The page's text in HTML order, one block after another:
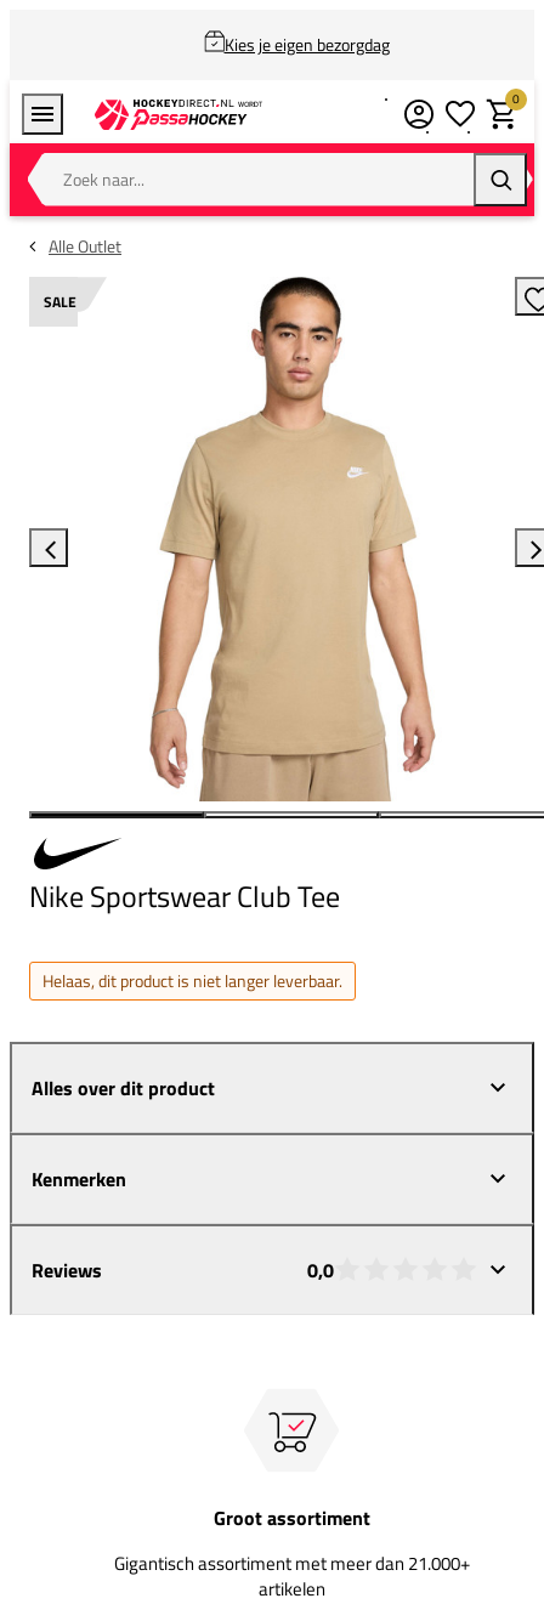
Kies je eigen bezorgdag
Zoek naar...
0
Alle Outlet
SALE
Nike Sportswear Club Tee
Helaas, dit product is niet langer leverbaar.
Alles over dit product
Kenmerken
Reviews 0,0
Groot assortiment
Gigantisch assortiment met meer dan 21.000+
artikelen